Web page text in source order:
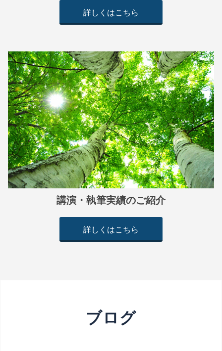
詳しくはこちら
講演・執筆実績のご紹介
詳しくはこちら
ブログ